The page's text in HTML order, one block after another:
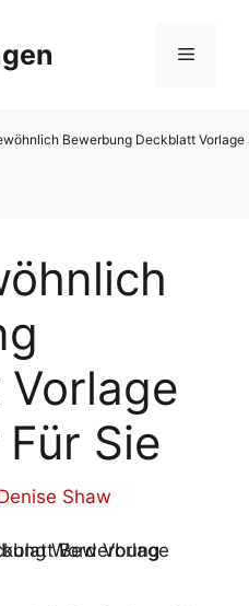
Menü
Bewerbung Deckblatt Vorlage
Sie
Shaw